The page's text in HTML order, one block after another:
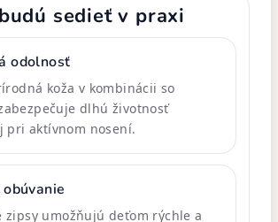
sedieť v praxi
odolnosť
koža v kombinácii so
dlhú životnosť
pri aktívnom nosení.
zipsy umožňujú deťom rýchle a